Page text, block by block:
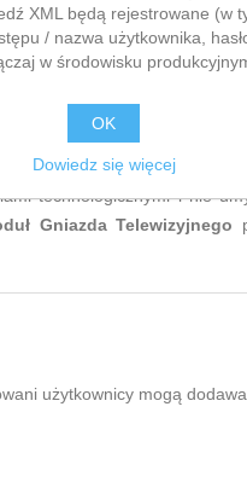
znajomego
informatyki i elektroniki
technologicznymi i nie
Gniazda Telewizyjnego
użytkownicy mogą
XML będą rejestrowane (w
/ nazwa użytkownika,
w środowisku
OK
Dowiedz się więcej